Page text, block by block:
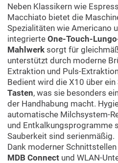
Neben Klassikern wie
Macchiato bietet die
Spezialitäten wie Americano
integrierte One-Touch-
Mahlwerk sorgt für
unterstützt durch moderne
Extraktion und Puls-
Bedient wird die X10 über ein
Tasten, was sie besonders
der Handhabung macht.
automatische Milchsystem-
und Entkalkungsprogramme
Sauberkeit sind serienmäßig.
Dank moderner
MDB Connect und WLAN-